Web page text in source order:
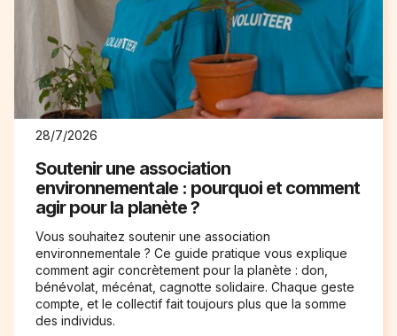
28/7/2026
Soutenir une association
environnementale : pourquoi et comment
agir pour la planète ?
Vous souhaitez soutenir une association
environnementale ? Ce guide pratique vous explique
comment agir concrètement pour la planète : don,
bénévolat, mécénat, cagnotte solidaire. Chaque geste
compte, et le collectif fait toujours plus que la somme
des individus.